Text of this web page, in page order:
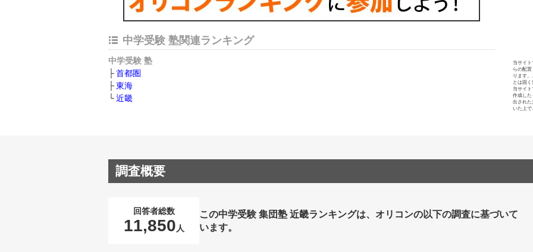
中学受験 塾関連ランキング
中学受験 塾
首都圏
東海
近畿
当サイ
らの配
ります
とは固
当サイ
作成した
出された
いた上で
調査概要
回答者総数
11,850 人
この中学受験 集団塾 近畿ランキングは、オリコンの以下の調査に基づいて
います。